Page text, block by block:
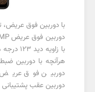
با دوربین فوق عریض،
با
هرآنچه با دوربین
دوربین فوق عریض
دوربین عقب